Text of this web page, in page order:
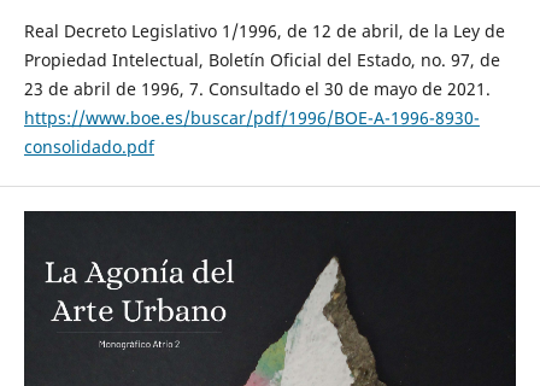
Real Decreto Legislativo 1/1996, de 12 de abril, de la Ley de
Propiedad Intelectual, Boletín Oficial del Estado, no. 97, de
23 de abril de 1996, 7. Consultado el 30 de mayo de 2021.
https://www.boe.es/buscar/pdf/1996/BOE-A-1996-8930-
consolidado.pdf